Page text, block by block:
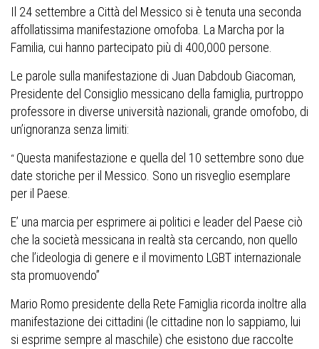
Il 24 settembre a Città del Messico si è tenuta una seconda
affollatissima manifestazione omofoba. La Marcha por la
Familia, cui hanno partecipato più di 400,000 persone.
Le parole sulla manifestazione di Juan Dabdoub Giacoman,
Presidente del Consiglio messicano della famiglia, purtroppo
professore in diverse università nazionali, grande omofobo, di
un’ignoranza senza limiti:
“ Questa manifestazione e quella del 10 settembre sono due
date storiche per il Messico. Sono un risveglio esemplare
per il Paese.
E’ una marcia per esprimere ai politici e leader del Paese ciò
che la società messicana in realtà sta cercando, non quello
che l’ideologia di genere e il movimento LGBT internazionale
sta promuovendo”
Mario Romo presidente della Rete Famiglia ricorda inoltre alla
manifestazione dei cittadini (le cittadine non lo sappiamo, lui
si esprime sempre al maschile) che esistono due raccolte